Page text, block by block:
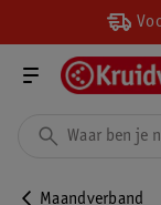
Maandverband